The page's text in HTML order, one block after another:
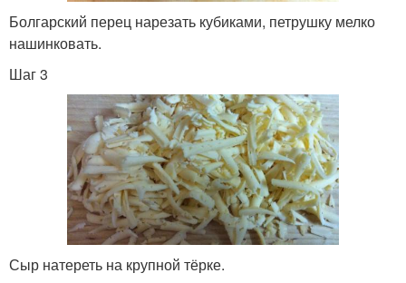
Болгарский перец нарезать кубиками, петрушку мелко
нашинковать.
Шаг 3
Сыр натереть на крупной тёрке.